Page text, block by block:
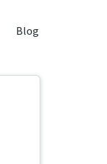
Blog